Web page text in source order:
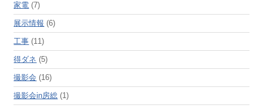
家電 (7)
展示情報 (6)
工事 (11)
得ダネ (5)
撮影会 (16)
撮影会in房総 (1)